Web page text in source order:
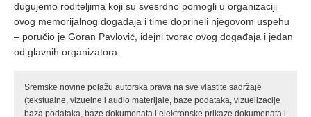
dugujemo roditeljima koji su svesrdno pomogli u organizaciji
ovog memorijalnog događaja i time doprineli njegovom uspehu
– poručio je Goran Pavlović, idejni tvorac ovog događaja i jedan
od glavnih organizatora.
Sremske novine polažu autorska prava na sve vlastite sadržaje
(tekstualne, vizuelne i audio materijale, baze podataka, vizuelizacije
baza podataka, baze dokumenata i elektronske prikaze dokumenata i